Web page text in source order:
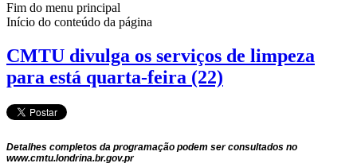
Fim do menu principal
Início do conteúdo da página
CMTU divulga os serviços de limpeza
para está quarta-feira (22)
Detalhes completos da programação podem ser consultados no
www.cmtu.londrina.br.gov.pr